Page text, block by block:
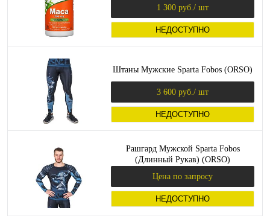
1 300 руб. / шт
НЕДОСТУПНО
Штаны Мужские Sparta Fobos (ORSO)
3 600 руб. / шт
НЕДОСТУПНО
Рашгард Мужской Sparta Fobos
(Длинный Рукав) (ORSO)
Цена по запросу
НЕДОСТУПНО